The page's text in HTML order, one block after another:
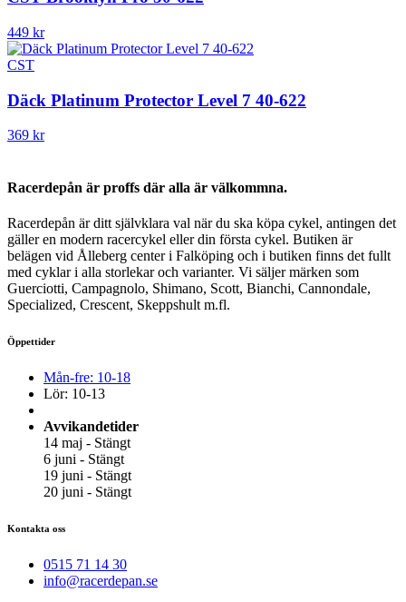
449 kr
CST
Däck Platinum Protector Level 7 40-622
369 kr
Racerdepån är proffs där alla är välkommna.
Racerdepån är ditt självklara val när du ska köpa cykel, antingen det
gäller en modern racercykel eller din första cykel. Butiken är
belägen vid Ålleberg center i Falköping och i butiken finns det fullt
med cyklar i alla storlekar och varianter. Vi säljer märken som
Guerciotti, Campagnolo, Shimano, Scott, Bianchi, Cannondale,
Specialized, Crescent, Skeppshult m.fl.
Öppettider
Mån-fre: 10-18
Lör: 10-13
Avvikandetider
14 maj - Stängt
6 juni - Stängt
19 juni - Stängt
20 juni - Stängt
Kontakta oss
0515 71 14 30
info@racerdepan.se